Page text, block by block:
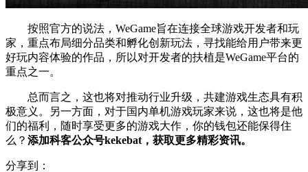
按照官方的说法，WeGame旨在连接全球游戏开发者和玩
家，重点布局细分品类和孵化创新玩法，寻找能给用户带来更
好玩内容体验的作品，所以对开发者的扶植是WeGame平台的
重点之一。
总而言之，这也将对推动行业升级，共建游戏生态具有积
极意义。另一方面，对于国内单机游戏玩家来说，这也将是他
们的福利，随时享受更多的游戏大作，你的钱包还能保得住
么？ 添加科客公众号kekebat，获取更多精彩资讯。
分享到：